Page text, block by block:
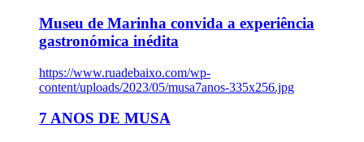
Museu de Marinha convida a experiência
gastronómica inédita
https://www.ruadebaixo.com/wp-
content/uploads/2023/05/musa7anos-335x256.jpg
7 ANOS DE MUSA